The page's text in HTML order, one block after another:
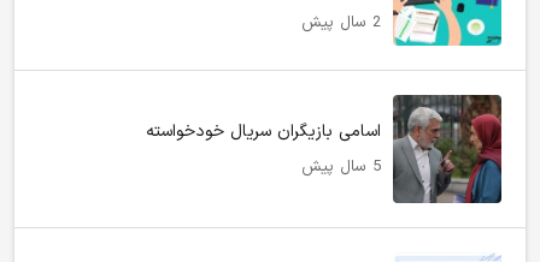
2 سال پیش
اسامی بازیگران سریال خودخواسته
5 سال پیش